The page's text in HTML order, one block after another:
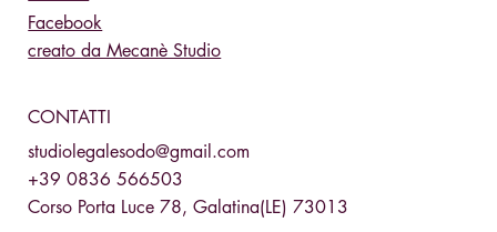
SOCIAL
Linkedin
creato da Mecanè Studio
CONTATTI
studiolegalesodo@gmail.com